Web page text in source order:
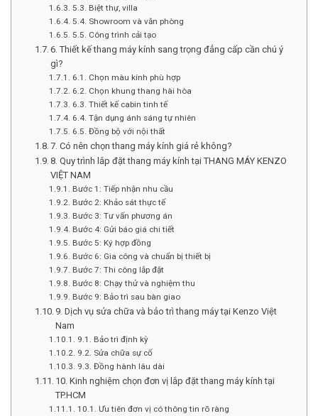
5.3. Biệt thự, villa
5.4. Showroom và văn phòng
5.5. Công trình cải tạo
6. Thiết kế thang máy kính sang trọng đẳng cấp cần chú ý
gì?
6.1. Chọn màu kính phù hợp
6.2. Chọn khung thang hài hòa
6.3. Thiết kế cabin tinh tế
6.4. Tận dụng ánh sáng tự nhiên
6.5. Đồng bộ với nội thất
7. Có nên chọn thang máy kính giá rẻ không?
8. Quy trình lắp đặt thang máy kính tại THANG MÁY KENZO
VIỆT NAM
Bước 1: Tiếp nhận nhu cầu
Bước 2: Khảo sát thực tế
Bước 3: Tư vấn phương án
Bước 4: Gửi báo giá chi tiết
Bước 5: Ký hợp đồng
Bước 6: Gia công và chuẩn bị thiết bị
Bước 7: Thi công lắp đặt
Bước 8: Chạy thử và nghiệm thu
Bước 9: Bảo trì sau bàn giao
9. Dịch vụ sửa chữa và bảo trì thang máy tại Kenzo Việt
Nam
9.1. Bảo trì định kỳ
9.2. Sửa chữa sự cố
9.3. Đồng hành lâu dài
10. Kinh nghiệm chọn đơn vị lắp đặt thang máy kính tại
TP.HCM
10.1. Ưu tiên đơn vị có thông tin rõ ràng